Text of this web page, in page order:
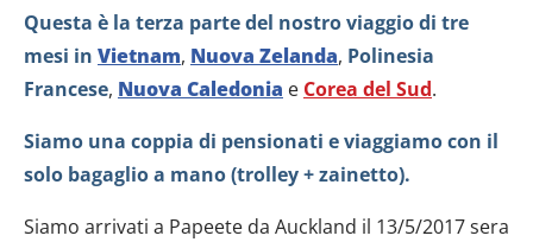
Questa è la terza parte del nostro viaggio di tre
mesi in Vietnam, Nuova Zelanda, Polinesia
Francese, Nuova Caledonia e Corea del Sud.
Siamo una coppia di pensionati e viaggiamo con il
solo bagaglio a mano (trolley + zainetto).
Siamo arrivati a Papeete da Auckland il 13/5/2017 sera